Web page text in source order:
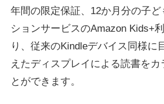
年間の限定保証、12か月分の子
ションサービスのAmazon Kids+
り、従来のKindleデバイス同様に
えたディスプレイによる読書をカ
とができます。